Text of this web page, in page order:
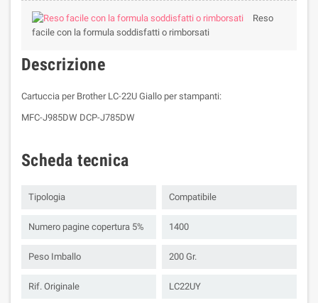
Reso
facile con la formula soddisfatti o rimborsati
Descrizione
Cartuccia per Brother LC-22U Giallo per stampanti:
MFC-J985DW DCP-J785DW
Scheda tecnica
Tipologia Compatibile
Numero pagine copertura 5% 1400
Peso Imballo 200 Gr.
Rif. Originale LC22UY